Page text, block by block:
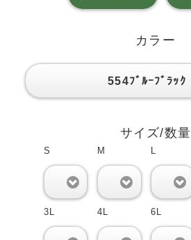
カラー
554ﾌﾞﾙｰﾌﾞﾗｯｸ
サイズ/数量
S M L
3L 4L 6L